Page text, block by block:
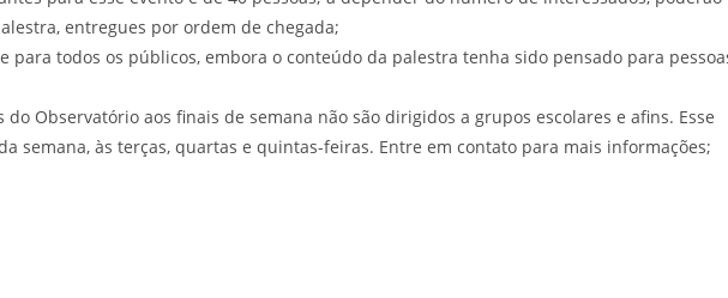
entregues por ordem de chegada;
para todos os públicos, embora o conteúdo da palestra tenha sido pensado para
Observatório aos finais de semana não são dirigidos a grupos escolares e afins. Esse
semana, às terças, quartas e quintas-feiras. Entre em contato para mais informações;